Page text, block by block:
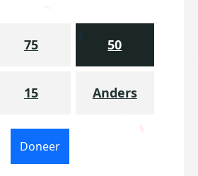
75 50
15 Anders
Doneer